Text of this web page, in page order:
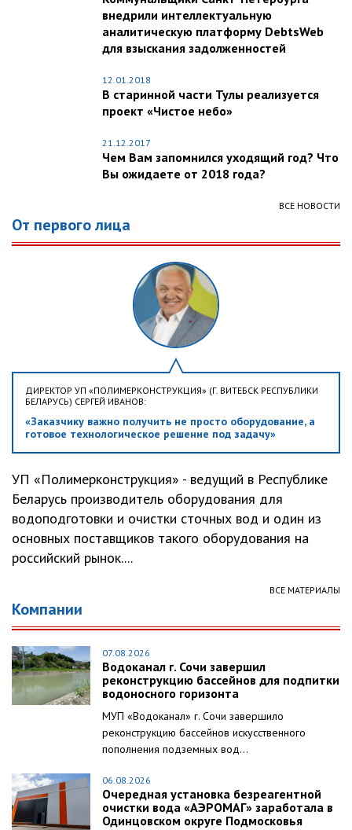
внедрили интеллектуальную
аналитическую платформу DebtsWeb
для взыскания задолженностей
12.01.2018
В старинной части Тулы реализуется
проект «Чистое небо»
21.12.2017
Чем Вам запомнился уходящий год? Что
Вы ожидаете от 2018 года?
ВСЕ НОВОСТИ
От первого лица
ДИРЕКТОР УП «ПОЛИМЕРКОНСТРУКЦИЯ» (Г. ВИТЕБСК РЕСПУБЛИКИ
БЕЛАРУСЬ) СЕРГЕЙ ИВАНОВ:
«Заказчику важно получить не просто оборудование, а
готовое технологическое решение под задачу»
УП «Полимерконструкция» - ведущий в Республике
Беларусь производитель оборудования для
водоподготовки и очистки сточных вод и один из
основных поставщиков такого оборудования на
российский рынок....
ВСЕ МАТЕРИАЛЫ
Компании
07.08.2026
Водоканал г. Сочи завершил
реконструкцию бассейнов для подпитки
водоносного горизонта
МУП «Водоканал» г. Сочи завершило
реконструкцию бассейнов искусственного
пополнения подземных вод...
06.08.2026
Очередная установка безреагентной
очистки вода «АЭРОМАГ» заработала в
Одинцовском округе Подмосковья